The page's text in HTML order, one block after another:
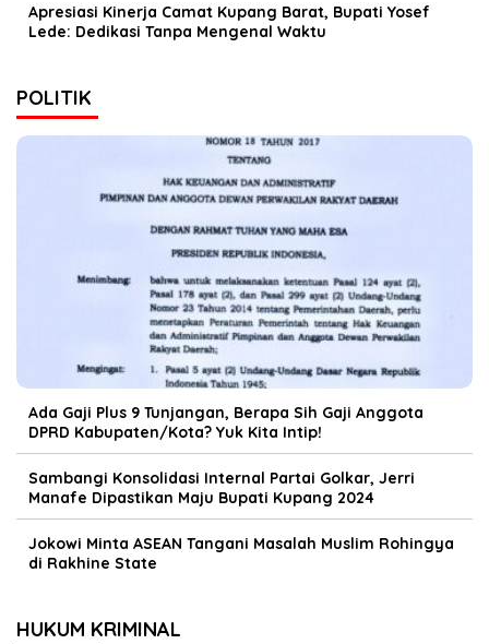
Apresiasi Kinerja Camat Kupang Barat, Bupati Yosef
Lede: Dedikasi Tanpa Mengenal Waktu
POLITIK
Ada Gaji Plus 9 Tunjangan, Berapa Sih Gaji Anggota
DPRD Kabupaten/Kota? Yuk Kita Intip!
Sambangi Konsolidasi Internal Partai Golkar, Jerri
Manafe Dipastikan Maju Bupati Kupang 2024
Jokowi Minta ASEAN Tangani Masalah Muslim Rohingya
di Rakhine State
HUKUM KRIMINAL